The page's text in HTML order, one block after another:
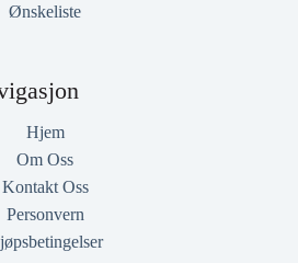
Ønskeliste
Hjem
Om Oss
Kontakt Oss
Personvern